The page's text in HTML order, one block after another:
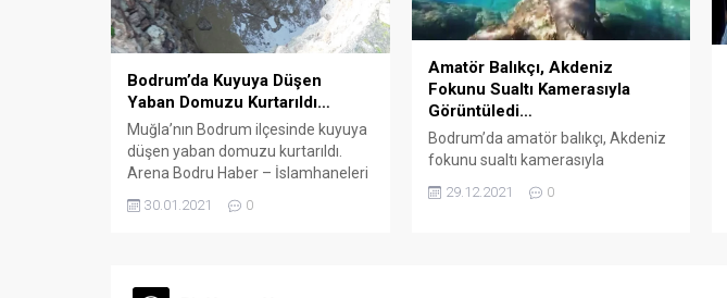
gördüğü özel...
Bodrum’da Kuyuya Düşen
Yaban Domuzu Kurtarıldı…
Muğla’nın Bodrum ilçesinde kuyuya
düşen yaban domuzu kurtarıldı.
Arena Bodru Haber – İslamhaneleri
mevkisinde bir yaban domuzunun
yaklaşık 10 metrelik kuyuya
30.01.2021 0
Amatör Balıkçı, Akdeniz
Fokunu Sualtı Kamerasıyla
Görüntüledi…
Bodrum’da amatör balıkçı, Akdeniz
fokunu sualtı kamerasıyla
Muğla’nın Bodrum ilçesinde amatör
29.12.2021 0